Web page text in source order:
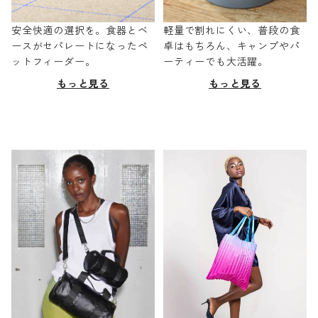
安全快適の選択を。食器とベ
ースがセパレートになったペ
ットフィーダー。
もっと見る
軽量で割れにくい、普段の食
卓はもちろん、キャンプやパ
ーティーでも大活躍。
もっと見る